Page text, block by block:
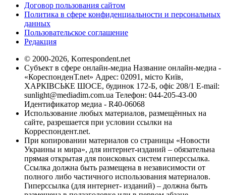
Договор пользования сайтом
Политика в сфере конфиденциальности и персональных
данных
Пользовательское соглашение
Редакция
© 2000-2026, Korrespondent.net
Субъект в сфере онлайн-медиа Название онлайн-медиа -
«КореспонденТ.net» Адрес: 02091, місто Київ,
ХАРКІВСЬКЕ ШОСЕ, будинок 172-Б, офіс 208/1 E-mail:
sunlight@mediadim.com.ua Телефон: 044-205-43-00
Идентификатор медиа - R40-06068
Использование любых материалов, размещённых на
сайте, разрешается при условии ссылки на
Корреспондент.net.
При копировании материалов со страницы «Новости
Украины и мира», для интернет-изданий – обязательна
прямая открытая для поисковых систем гиперссылка.
Ссылка должна быть размещена в независимости от
полного либо частичного использования материалов.
Гиперссылка (для интернет- изданий) – должна быть